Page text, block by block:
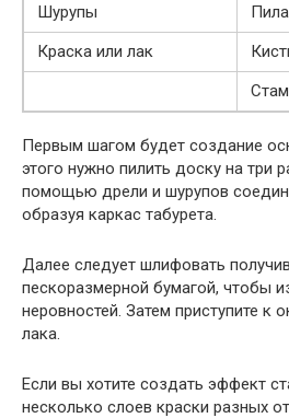
Шурупы
Пила
Краска или лак
Первым шагом будет создание
этого нужно пилить доску на три
помощью дрели и шурупов
образуя каркас табурета.
Далее следует шлифовать
пескоразмерной бумагой, чтобы
неровностей. Затем приступите к
лака.
Если вы хотите создать эффект
несколько слоев краски разных